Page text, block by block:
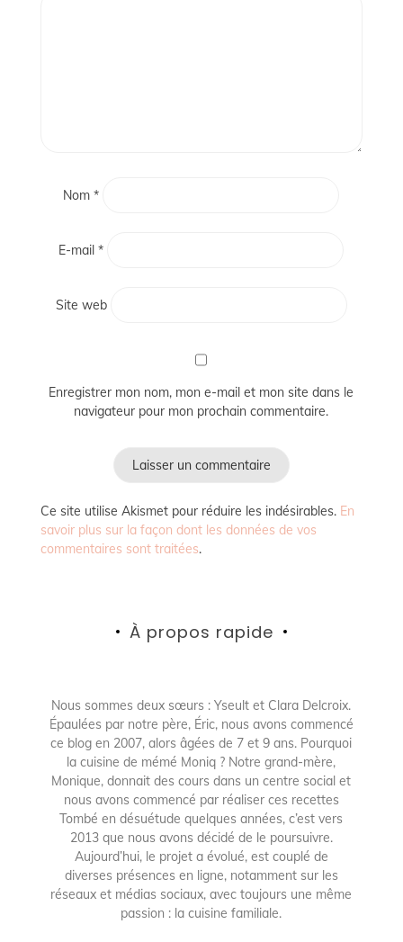
Nom*
E-mail*
Site web
Enregistrer mon nom, mon e-mail et mon site dans le
navigateur pour mon prochain commentaire.
Ce site utilise Akismet pour réduire les indésirables. En
savoir plus sur la façon dont les données de vos
commentaires sont traitées.
À propos rapide
Nous sommes deux sœurs : Yseult et Clara Delcroix.
Épaulées par notre père, Éric, nous avons commencé
ce blog en 2007, alors âgées de 7 et 9 ans. Pourquoi
la cuisine de mémé Moniq ? Notre grand-mère,
Monique, donnait des cours dans un centre social et
nous avons commencé par réaliser ces recettes
Tombé en désuétude quelques années, c’est vers
2013 que nous avons décidé de le poursuivre.
Aujourd’hui, le projet a évolué, est couplé de
diverses présences en ligne, notamment sur les
réseaux et médias sociaux, avec toujours une même
passion : la cuisine familiale.